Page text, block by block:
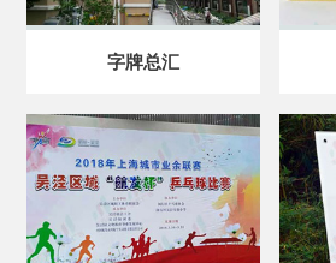
字牌总汇